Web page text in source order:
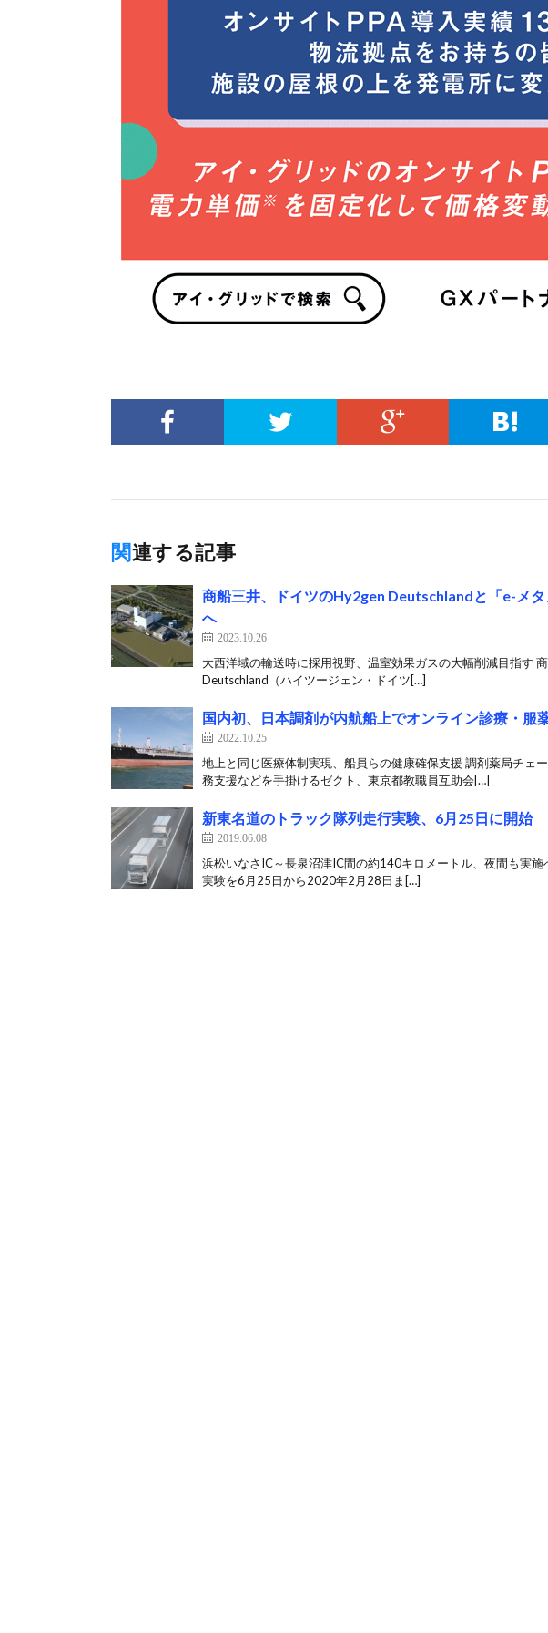
関連する記事
商船三井、ドイツのHy2gen Deutschlandと「e-メ
へ
2023.10.26
大西洋域の輸送時に採用視野、温室効果ガスの大幅削減目指す
Deutschland（ハイツージェン・ドイツ[…]
国内初、日本調剤が内航船上でオンライン診療・服
2022.10.25
地上と同じ医療体制実現、船員らの健康確保支援 ​調剤薬局チェ
務支援などを手掛けるゼクト、東京都教職員互助会[…]
新東名道のトラック隊列走行実験、6月25日に開始
2019.06.08
浜松いなさIC～長泉沼津IC間の約140キロメートル、夜間も実
実験を6月25日から2020年2月28日ま[…]